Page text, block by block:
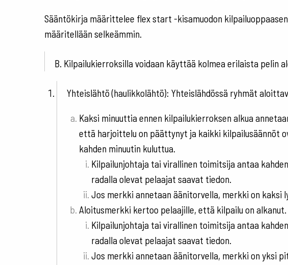
Sääntökirja määrittelee flex start -kisamuodon
määritellään selkeämmin.
B. Kilpailukierroksilla voidaan käyttää kolmea erilaista pelin
Yhteislähtö (haulikkolähtö): Yhteislähdössä ryhmät
Kaksi minuuttia ennen kilpailukierroksen alkua
että harjoittelu on päättynyt ja kaikki kilpailusäännöt
kahden minuutin kuluttua.
Kilpailunjohtaja tai virallinen toimitsija antaa
radalla olevat pelaajat saavat tiedon.
Jos merkki annetaan äänitorvella, merkki on kaksi
Aloitusmerkki kertoo pelaajille, että kilpailu on alkanut.
Kilpailunjohtaja tai virallinen toimitsija antaa
radalla olevat pelaajat saavat tiedon.
Jos merkki annetaan äänitorvella, merkki on yksi